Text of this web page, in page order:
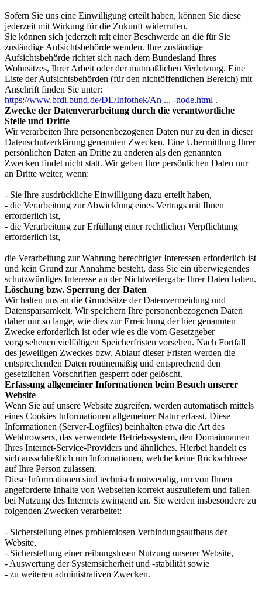
Sofern Sie uns eine Einwilligung erteilt haben, können Sie diese
jederzeit mit Wirkung für die Zukunft widerrufen.
Sie können sich jederzeit mit einer Beschwerde an die für Sie
zuständige Aufsichtsbehörde wenden. Ihre zuständige
Aufsichtsbehörde richtet sich nach dem Bundesland Ihres
Wohnsitzes, Ihrer Arbeit oder der mutmaßlichen Verletzung. Eine
Liste der Aufsichtsbehörden (für den nichtöffentlichen Bereich) mit
Anschrift finden Sie unter:
https://www.bfdi.bund.de/DE/Infothek/An ... -node.html .
Zwecke der Datenverarbeitung durch die verantwortliche
Stelle und Dritte
Wir verarbeiten Ihre personenbezogenen Daten nur zu den in dieser
Datenschutzerklärung genannten Zwecken. Eine Übermittlung Ihrer
persönlichen Daten an Dritte zu anderen als den genannten
Zwecken findet nicht statt. Wir geben Ihre persönlichen Daten nur
an Dritte weiter, wenn:
- Sie Ihre ausdrückliche Einwilligung dazu erteilt haben,
- die Verarbeitung zur Abwicklung eines Vertrags mit Ihnen
erforderlich ist,
- die Verarbeitung zur Erfüllung einer rechtlichen Verpflichtung
erforderlich ist,
die Verarbeitung zur Wahrung berechtigter Interessen erforderlich ist
und kein Grund zur Annahme besteht, dass Sie ein überwiegendes
schutzwürdiges Interesse an der Nichtweitergabe Ihrer Daten haben.
Löschung bzw. Sperrung der Daten
Wir halten uns an die Grundsätze der Datenvermeidung und
Datensparsamkeit. Wir speichern Ihre personenbezogenen Daten
daher nur so lange, wie dies zur Erreichung der hier genannten
Zwecke erforderlich ist oder wie es die vom Gesetzgeber
vorgesehenen vielfältigen Speicherfristen vorsehen. Nach Fortfall
des jeweiligen Zweckes bzw. Ablauf dieser Fristen werden die
entsprechenden Daten routinemäßig und entsprechend den
gesetzlichen Vorschriften gesperrt oder gelöscht.
Erfassung allgemeiner Informationen beim Besuch unserer
Website
Wenn Sie auf unsere Website zugreifen, werden automatisch mittels
eines Cookies Informationen allgemeiner Natur erfasst. Diese
Informationen (Server-Logfiles) beinhalten etwa die Art des
Webbrowsers, das verwendete Betriebssystem, den Domainnamen
Ihres Internet-Service-Providers und ähnliches. Hierbei handelt es
sich ausschließlich um Informationen, welche keine Rückschlüsse
auf Ihre Person zulassen.
Diese Informationen sind technisch notwendig, um von Ihnen
angeforderte Inhalte von Webseiten korrekt auszuliefern und fallen
bei Nutzung des Internets zwingend an. Sie werden insbesondere zu
folgenden Zwecken verarbeitet:
- Sicherstellung eines problemlosen Verbindungsaufbaus der
Website,
- Sicherstellung einer reibungslosen Nutzung unserer Website,
- Auswertung der Systemsicherheit und -stabilität sowie
- zu weiteren administrativen Zwecken.